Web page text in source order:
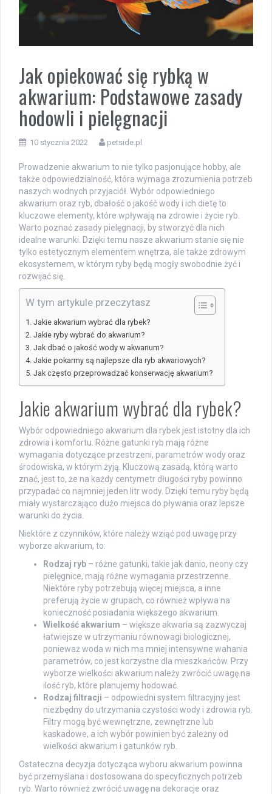
Jak opiekować się rybką w
akwarium: Podstawowe zasady
hodowli i pielęgnacji
10 stycznia 2022 petside.pl
Prowadzenie akwarium to nie tylko pasjonujące hobby, ale
także odpowiedzialność, która wymaga zrozumienia potrzeb
naszych wodnych przyjaciół. Wybór odpowiedniego
akwarium oraz ryb, dbałość o jakość wody i ich dietę to
kluczowe elementy, które wpływają na zdrowie i życie ryb.
Warto poznać zasady pielęgnacji, by stworzyć dla nich
idealne warunki. Dzięki temu nasze akwarium stanie się nie
tylko estetycznym elementem wnętrza, ale także zdrowym
ekosystemem, w którym ryby będą mogły swobodnie żyć i
rozwijać się.
W tym artykule przeczytasz
Jakie akwarium wybrać dla rybek?
Jakie ryby wybrać do akwarium?
Jak dbać o jakość wody w akwarium?
Jakie pokarmy są najlepsze dla ryb akwariowych?
Jak często przeprowadzać konserwację akwarium?
Jakie akwarium wybrać dla rybek?
Wybór odpowiedniego akwarium dla rybek jest istotny dla ich
zdrowia i komfortu. Różne gatunki ryb mają różne
wymagania dotyczące przestrzeni, parametrów wody oraz
środowiska, w którym żyją. Kluczową zasadą, którą warto
znać, jest to, że na każdy centymetr długości ryby powinno
przypadać co najmniej jeden litr wody. Dzięki temu ryby będą
miały wystarczająco dużo miejsca do pływania oraz lepsze
warunki do życia.
Niektóre z czynników, które należy wziąć pod uwagę przy
wyborze akwarium, to:
Rodzaj ryb – różne gatunki, takie jak danio, neony czy
pielęgnice, mają różne wymagania przestrzenne.
Niektóre ryby potrzebują więcej miejsca, a inne
preferują życie w grupach, co również wpływa na
konieczność posiadania większego akwarium.
Wielkość akwarium – większe akwaria są zazwyczaj
łatwiejsze w utrzymaniu równowagi biologicznej,
ponieważ woda w nich ma mniej intensywne wahania
parametrów, co jest korzystne dla mieszkańców. Przy
wyborze wielkości akwarium należy zwrócić uwagę na
ilość ryb, które planujemy hodować.
Rodzaj filtracji – odpowiedni system filtracyjny jest
niezbędny do utrzymania czystości wody i zdrowia ryb.
Filtry mogą być wewnętrzne, zewnętrzne lub
kaskadowe, a ich wybór powinien być zależny od
wielkości akwarium i gatunków ryb.
Ostateczna decyzja dotycząca wyboru akwarium powinna
być przemyślana i dostosowana do specyficznych potrzeb
ryb. Warto również zwrócić uwagę na dekoracje oraz